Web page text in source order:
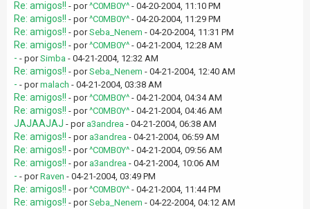
Re: amigos!! - por^C0MB0Y^ - 04-20-2004, 11:10 PM
Re: amigos!! - por^C0MB0Y^ - 04-20-2004, 11:29 PM
Re: amigos!! - porSeba_Nenem - 04-20-2004, 11:31 PM
Re: amigos!! - por^C0MB0Y^ - 04-21-2004, 12:28 AM
- - porSimba - 04-21-2004, 12:32 AM
Re: amigos!! - porSeba_Nenem - 04-21-2004, 12:40 AM
- - pormalach - 04-21-2004, 03:38 AM
Re: amigos!! - por^C0MB0Y^ - 04-21-2004, 04:34 AM
Re: amigos!! - por^C0MB0Y^ - 04-21-2004, 04:46 AM
JAJAAJAJ - por a3andrea - 04-21-2004, 06:38 AM
Re: amigos!! - por a3andrea - 04-21-2004, 06:59 AM
Re: amigos!! - por^C0MB0Y^ - 04-21-2004, 09:56 AM
Re: amigos!! - por a3andrea - 04-21-2004, 10:06 AM
- - porRaven - 04-21-2004, 03:49 PM
Re: amigos!! - por^C0MB0Y^ - 04-21-2004, 11:44 PM
Re: amigos!! - porSeba_Nenem - 04-22-2004, 04:12 AM